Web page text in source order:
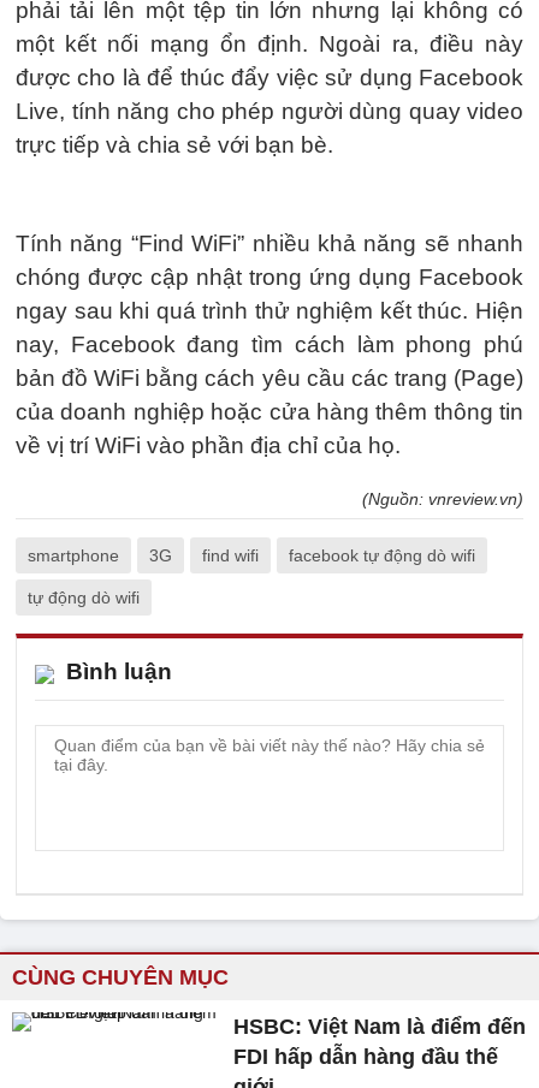
phải tải lên một tệp tin lớn nhưng lại không có
một kết nối mạng ổn định. Ngoài ra, điều này
được cho là để thúc đẩy việc sử dụng Facebook
Live, tính năng cho phép người dùng quay video
trực tiếp và chia sẻ với bạn bè.
Tính năng “Find WiFi” nhiều khả năng sẽ nhanh
chóng được cập nhật trong ứng dụng Facebook
ngay sau khi quá trình thử nghiệm kết thúc. Hiện
nay, Facebook đang tìm cách làm phong phú
bản đồ WiFi bằng cách yêu cầu các trang (Page)
của doanh nghiệp hoặc cửa hàng thêm thông tin
về vị trí WiFi vào phần địa chỉ của họ.
(Nguồn: vnreview.vn)
smartphone 3G find wifi facebook tự động dò wifi
tự động dò wifi
Bình luận
CÙNG CHUYÊN MỤC
HSBC: Việt Nam là điểm đến
FDI hấp dẫn hàng đầu thế